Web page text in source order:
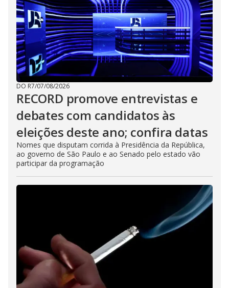
DO R7/07/08/2026
RECORD promove entrevistas e
debates com candidatos às
eleições deste ano; confira datas
Nomes que disputam corrida à Presidência da República,
ao governo de São Paulo e ao Senado pelo estado vão
participar da programação